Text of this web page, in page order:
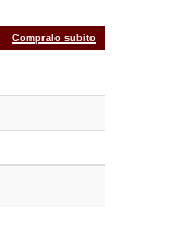
Compralo subito